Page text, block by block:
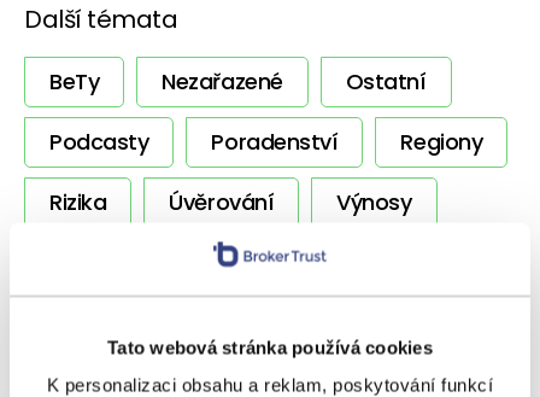
Tato webová stránka používá cookies
K personalizaci obsahu a reklam, poskytování funkcí
Další témata
BeTy Nezařazené
Ostatní
Podcasty
Poradenství
Regiony
Rizika
Úvěrování
Výnosy
Zpravodaj
SOUVISEJÍCÍ ČLÁNKY